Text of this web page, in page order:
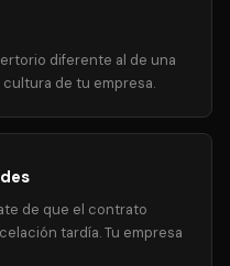
diferente al de una
de tu empresa.
de que el contrato
tardía. Tu empresa